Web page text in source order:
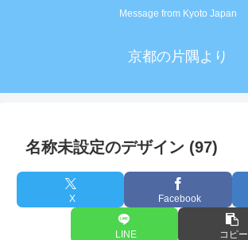
Message from Kyoto Japan
京都の片隅より
名称未設定のデザイン (97)
X Facebook
LINE コピー